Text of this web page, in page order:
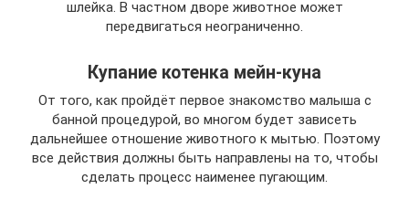
шлейка. В частном дворе животное может
передвигаться неограниченно.
Купание котенка мейн-куна
От того, как пройдёт первое знакомство малыша с
банной процедурой, во многом будет зависеть
дальнейшее отношение животного к мытью. Поэтому
все действия должны быть направлены на то, чтобы
сделать процесс наименее пугающим.